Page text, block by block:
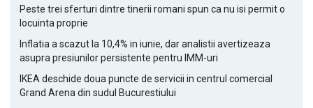
Peste trei sferturi dintre tinerii romani spun ca nu isi permit o
locuinta proprie
Inflatia a scazut la 10,4% in iunie, dar analistii avertizeaza
asupra presiunilor persistente pentru IMM-uri
IKEA deschide doua puncte de servicii in centrul comercial
Grand Arena din sudul Bucurestiului